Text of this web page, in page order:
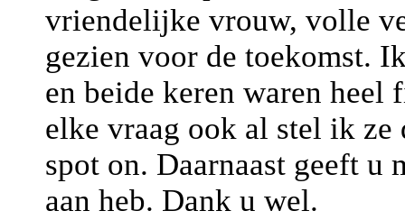
vriendelijke vrouw, volle
gezien voor de toekomst.
en beide keren waren
elke vraag ook al stel ik
spot on. Daarnaast geeft u
aan heb. Dank u wel.